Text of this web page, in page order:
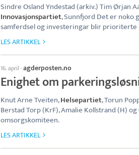
Sindre Osland Yndestad (arkiv.) Tim Ørjan
Innovasjonspartiet, Sunnfjord Det er noko
samferdsel og investeringar blir prioriterte
LES ARTIKKEL
16. april ·agderposten.no
Enighet om
Knut Arne Tveiten,Helsepartiet, Torun
Berstad Torp (KrF), Amalie Kollstrand (H)
omsorgskomiteen.
LES ARTIKKEL